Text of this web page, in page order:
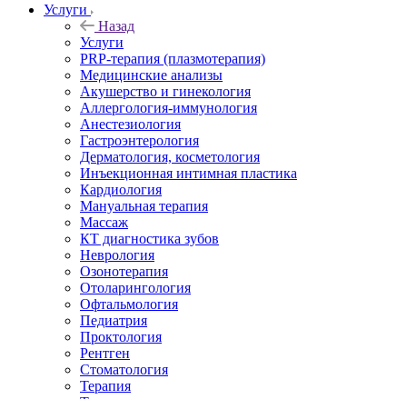
Услуги
Назад
Услуги
PRP-терапия (плазмотерапия)
Медицинские анализы
Акушерство и гинекология
Аллергология-иммунология
Анестезиология
Гастроэнтерология
Дерматология, косметология
Инъекционная интимная пластика
Кардиология
Мануальная терапия
Массаж
КТ диагностика зубов
Неврология
Озонотерапия
Отоларингология
Офтальмология
Педиатрия
Проктология
Рентген
Стоматология
Терапия